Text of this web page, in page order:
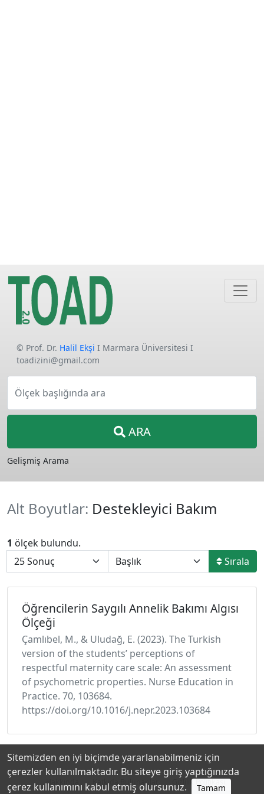
© Prof. Dr. Halil Ekşi I Marmara Üniversitesi I
toadizini@gmail.com
Ölçek başlığında ara
ARA
Gelişmiş Arama
Alt Boyutlar: Destekleyici Bakım
1 ölçek bulundu.
Sırala
Öğrencilerin Saygılı Annelik Bakımı Algısı
Ölçeği
Çamlıbel, M., & Uludağ, E. (2023). The Turkish
version of the students’ perceptions of
respectful maternity care scale: An assessment
of psychometric properties. Nurse Education in
Practice. 70, 103684.
https://doi.org/10.1016/j.nepr.2023.103684
Hakkında Katkıda Bulunanlar Gizlilik Politikası
Sitemizden en iyi biçimde yararlanabilmeniz için
çerezler kullanılmaktadır. Bu siteye giriş yaptığınızda
çerez kullanımını kabul etmiş olursunuz.
Tamam